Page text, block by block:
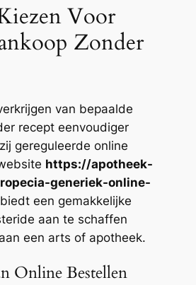
Voor
Zonder
van bepaalde
recept eenvoudiger
gereguleerde online
https://apotheek-
generiek-online-
biedt een gemakkelijke
aan te schaffen
een arts of apotheek.
Online Bestellen